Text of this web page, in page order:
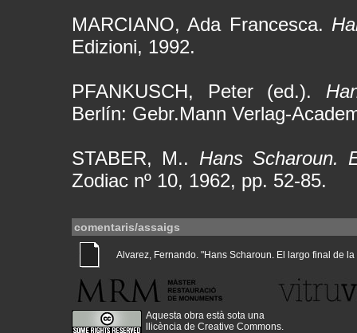
MARCIANO, Ada Francesca.
Edizioni, 1992.
PFANKUSCH, Peter (ed.).
Berlín: Gebr.Mann Verlag-
STABER, M.. Hans Scharoun.
Zodiac nº 10, 1962, pp. 52-85.
comentaris/assaigs
Alvarez, Fernando. "Hans Scharoun. El largo final de
Aquesta obra està sota una
llicència de Creative Commons.